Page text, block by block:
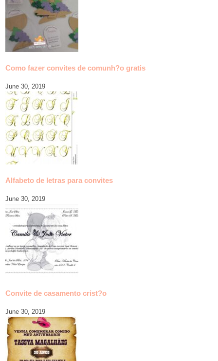
Como fazer convites de comunh?o gratis
June 30, 2019
Alfabeto de letras para convites
June 30, 2019
Convite de casamento crist?o
June 30, 2019